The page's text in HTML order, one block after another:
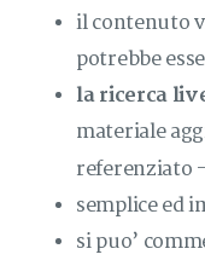
il contenuto
potrebbe
la ricerca
materiale
referenziato -
semplice ed
si puo’